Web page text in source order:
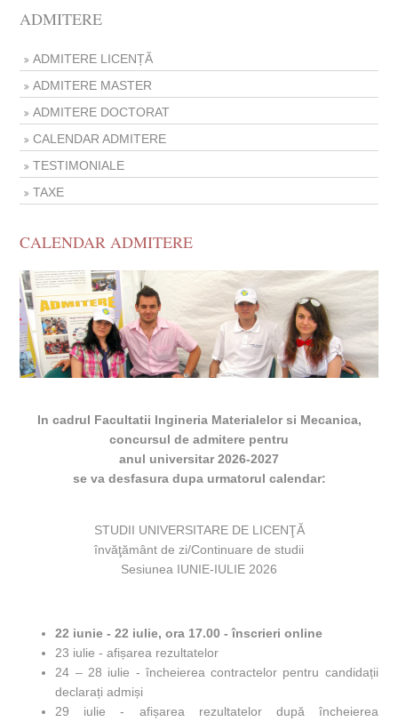
ADMITERE
ADMITERE LICENȚĂ
ADMITERE MASTER
ADMITERE DOCTORAT
CALENDAR ADMITERE
TESTIMONIALE
TAXE
CALENDAR ADMITERE
In cadrul Facultatii Ingineria Materialelor si Mecanica,
concursul de admitere pentru
anul universitar 2026-2027
se va desfasura dupa urmatorul calendar:
STUDII UNIVERSITARE DE LICENŢĂ
învăţământ de zi/Continuare de studii
Sesiunea IUNIE-IULIE 2026
22 iunie - 22 iulie, ora 17.00 - înscrieri online
23 iulie - afișarea rezultatelor
24 – 28 iulie - încheierea contractelor pentru candidații
declarați admiși
29 iulie - afișarea rezultatelor după încheierea